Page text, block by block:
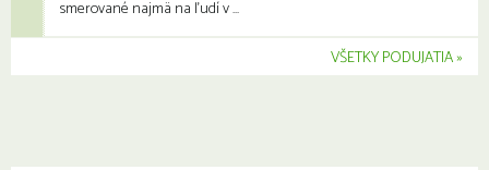
smerované najmä na ľudí v ...
VŠETKY PODUJATIA